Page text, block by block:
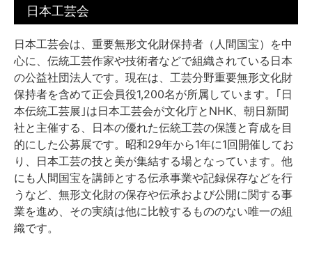
日本工芸会
日本工芸会は、重要無形文化財保持者（人間国宝）を中
心に、伝統工芸作家や技術者などで組織されている日本
の公益社団法人です。現在は、工芸分野重要無形文化財
保持者を含めて正会員役1,200名が所属しています。｢日
本伝統工芸展｣は日本工芸会が文化庁とNHK、朝日新聞
社と主催する、日本の優れた伝統工芸の保護と育成を目
的にした公募展です。昭和29年から1年に1回開催してお
り、日本工芸の技と美が集結する場となっています。他
にも人間国宝を講師とする伝承事業や記録保存などを行
うなど、無形文化財の保存や伝承および公開に関する事
業を進め、その実績は他に比較するもののない唯一の組
織です。